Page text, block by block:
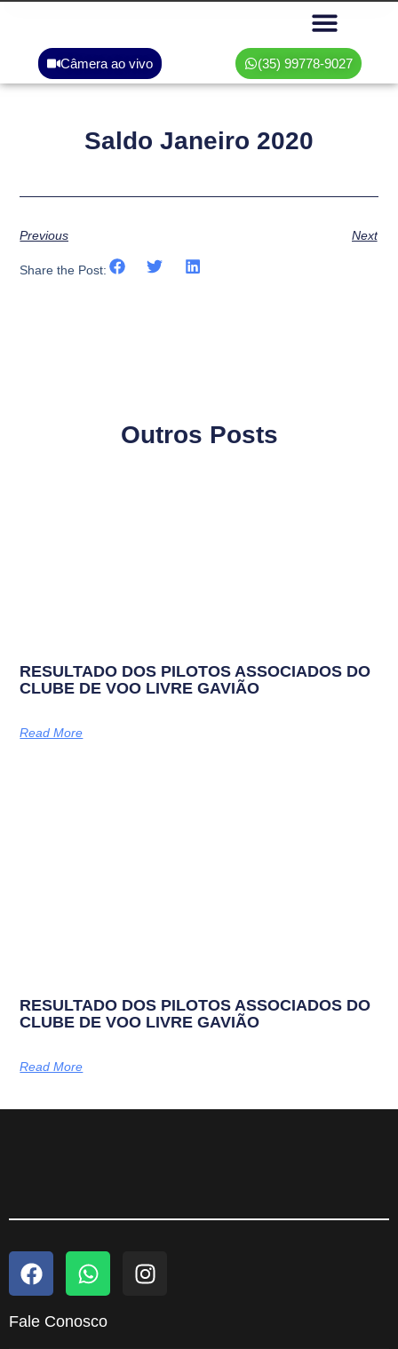
Câmera ao vivo (35) 99778-9027
Saldo Janeiro 2020
Previous Next
Share the Post:
Outros Posts
RESULTADO DOS PILOTOS ASSOCIADOS DO
CLUBE DE VOO LIVRE GAVIÃO
Read More
RESULTADO DOS PILOTOS ASSOCIADOS DO
CLUBE DE VOO LIVRE GAVIÃO
Read More
Fale Conosco